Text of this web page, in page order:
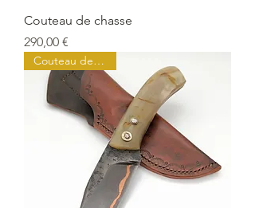
Couteau de chasse
Prix
290,00 €
Couteau de chasse